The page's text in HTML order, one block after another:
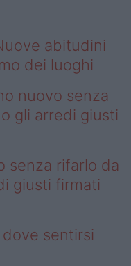
abitudini
dei luoghi
nuovo senza
gli arredi giusti
senza rifarlo da
giusti firmati
dove sentirsi